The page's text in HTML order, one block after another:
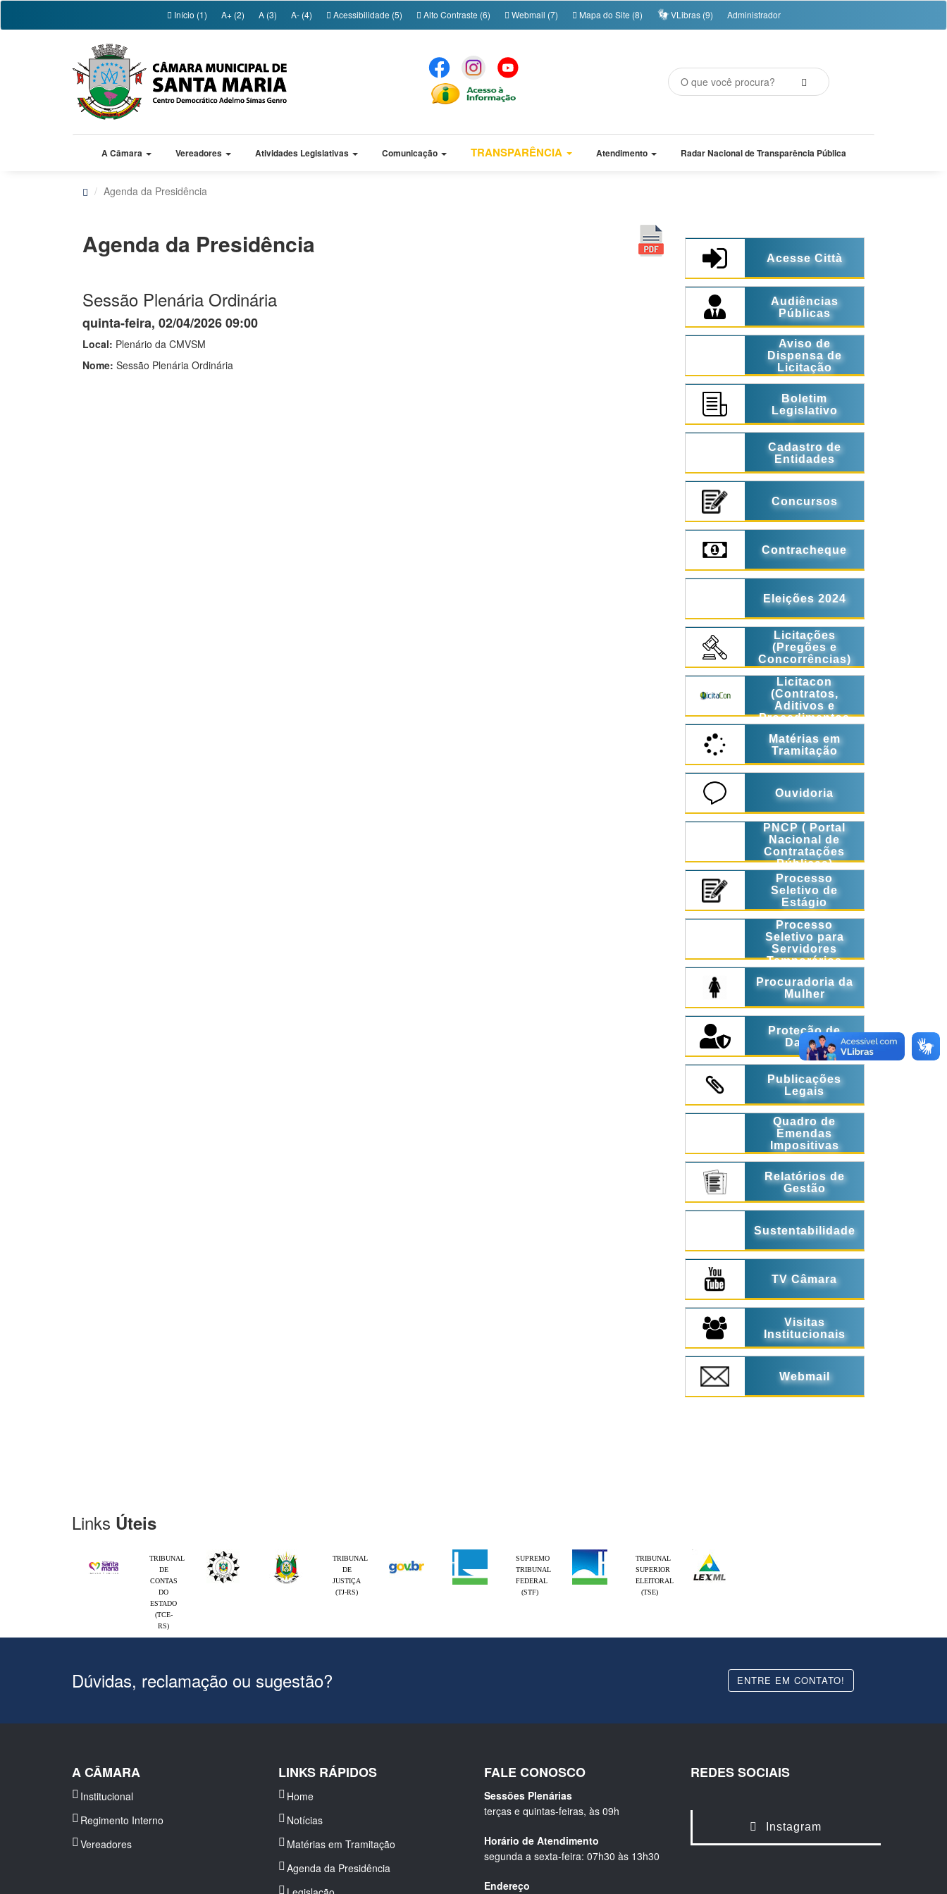
Início (1) A+ (2) A (3) A- (4) Acessibilidade (5) Alto Contraste (6) Webmail (7) Mapa do Site (8) VLibras (9) Administrador
A Câmara Vereadores Atividades Legislativas Comunicação TRANSPARÊNCIA Atendimento Radar Nacional de Transparência Pública
Agenda da Presidência
Agenda da Presidência
Sessão Plenária Ordinária
quinta-feira, 02/04/2026 09:00
Local: Plenário da CMVSM
Nome: Sessão Plenária Ordinária
Acesse Città
Audiências
Públicas
Aviso de
Dispensa de
Licitação
Boletim
Legislativo
Cadastro de
Entidades
Concursos
Contracheque
Eleições 2024
Licitações
(Pregões e
Concorrências)
Licitacon
(Contratos,
Aditivos e
Procedimentos
Matérias em
Tramitação
Ouvidoria
PNCP ( Portal
Nacional de
Contratações
Públicas)
Processo
Seletivo de
Estágio
Processo
Seletivo para
Servidores
Temporários
Procuradoria da
Mulher
Proteção de
Dados
Publicações
Legais
Quadro de
Emendas
Impositivas
Relatórios de
Gestão
Sustentabilidade
TV Câmara
Visitas
Institucionais
Webmail
Links Úteis
TRIBUNAL
DE
CONTAS
DO
ESTADO
(TCE-
RS)
TRIBUNAL
DE
JUSTIÇA
(TJ-RS)
SUPREMO
TRIBUNAL
FEDERAL
(STF)
TRIBUNAL
SUPERIOR
ELEITORAL
(TSE)
Dúvidas, reclamação ou sugestão? ENTRE EM CONTATO!
A CÂMARA
Institucional
Regimento Interno
Vereadores
LINKS RÁPIDOS
Home
Notícias
Matérias em Tramitação
Agenda da Presidência
FALE CONOSCO
Sessões Plenárias
terças e quintas-feiras, às 09h
Horário de Atendimento
segunda a sexta-feira: 07h30 às 13h30
Endereço
REDES SOCIAIS
Instagram